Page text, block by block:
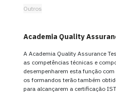
Outros
Academia Quality
A Academia Quality Assurance
as competências técnicas e
desempenharem esta função
os formandos terão também
para alcançarem a certificação